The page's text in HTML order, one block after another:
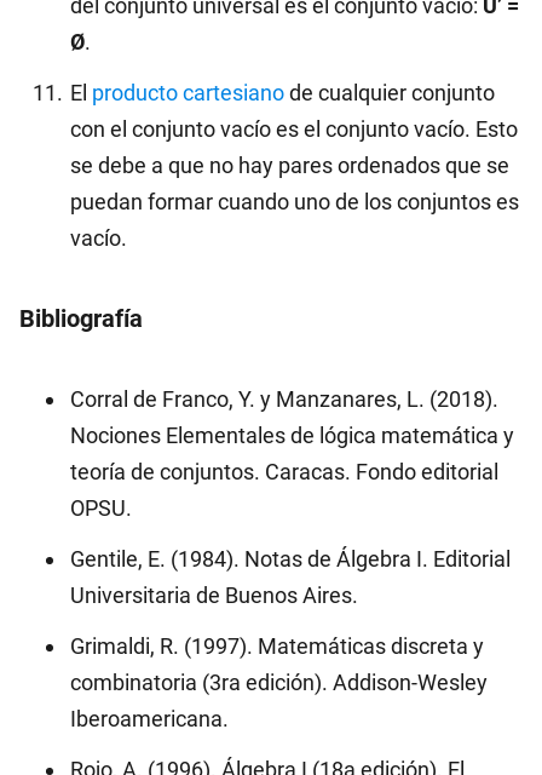
del conjunto universal es el conjunto vacío: U’ =
Ø.
El producto cartesianode cualquier conjunto
con el conjunto vacío es el conjunto vacío. Esto
se debe a que no hay pares ordenados que se
puedan formar cuando uno de los conjuntos es
vacío.
Bibliografía
Corral de Franco, Y. y Manzanares, L. (2018).
Nociones Elementales de lógica matemática y
teoría de conjuntos. Caracas. Fondo editorial
OPSU.
Gentile, E. (1984). Notas de Álgebra I. Editorial
Universitaria de Buenos Aires.
Grimaldi, R. (1997). Matemáticas discreta y
combinatoria (3ra edición). Addison-Wesley
Iberoamericana.
Rojo, A. (1996). Álgebra I (18a edición). El